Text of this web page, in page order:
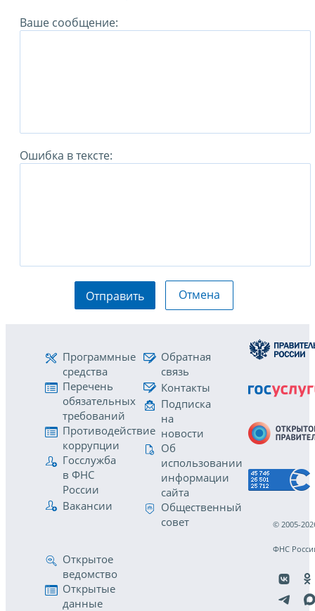
Ваше сообщение:
Ошибка в тексте:
Отправить Отмена
Программные
средства
Перечень
обязательных
требований
Противодействие
коррупции
Госслужба
в ФНС
России
Вакансии
Обратная
связь
Контакты
Подписка
на
новости
Об
использовании
информации
сайта
Общественный
совет
Открытое
ведомство
Открытые
данные
© 2005-
ФНС